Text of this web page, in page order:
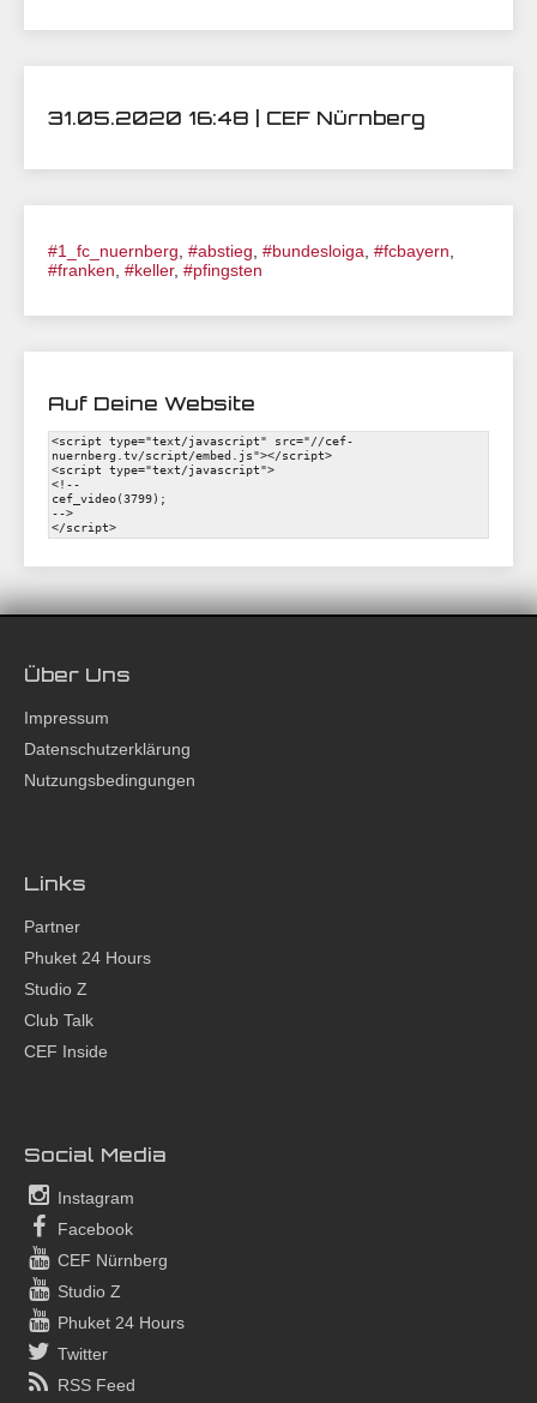
31.05.2020 16:48 | CEF Nürnberg
#1_fc_nuernberg #abstieg #bundesloiga #fcbayern
#franken #keller, #pfingsten
Auf Deine Website
Über Uns
Impressum
Datenschutzerklärung
Nutzungsbedingungen
Links
Partner
Phuket 24 Hours
Studio Z
Club Talk
CEF Inside
Social Media
Instagram
Facebook
CEF Nürnberg
Studio Z
Phuket 24 Hours
Twitter
RSS Feed